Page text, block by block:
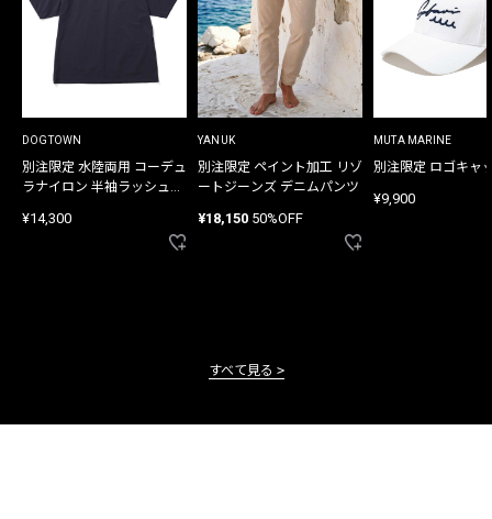
DOGTOWN
別注限定 水陸両用 コーデュ
ラナイロン 半袖ラッシュガ
¥14,300
YANUK
別注限定 ペイント加工 リゾ
ートジーンズ デニムパンツ
¥18,150 50%OFF
MUTA MARINE
別注限定 ロゴキャ
¥9,900
すべて見る